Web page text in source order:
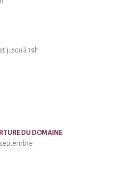
jusqu'à 19h
DU DOMAINE
septembre